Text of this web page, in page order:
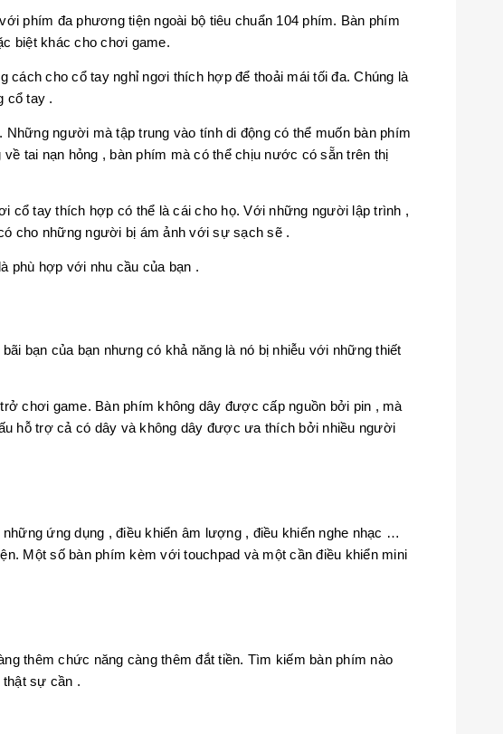
phím đa phương tiện ngoài bộ tiêu chuẩn 104 phím. Bàn phím
biệt khác cho chơi game.
cho cổ tay nghỉ ngơi thích hợp để thoải mái tối đa. Chúng là
cổ tay .
người mà tập trung vào tính di động có thể muốn bàn phím
tai nạn hỏng , bàn phím mà có thể chịu nước có sẵn trên thị
cổ tay thích hợp có thể là cái cho họ. Với những người lập trình ,
cho những người bị ám ảnh với sự sạch sẽ .
phù hợp với nhu cầu của bạn .
bạn của bạn nhưng có khả năng là nó bị nhiễu với những thiết
chơi game. Bàn phím không dây được cấp nguồn bởi pin , mà
hỗ trợ cả có dây và không dây được ưa thích bởi nhiều người
ứng dụng , điều khiển âm lượng , điều khiển nghe nhạc …
Một số bàn phím kèm với touchpad và một cần điều khiển mini
thêm chức năng càng thêm đắt tiền. Tìm kiếm bàn phím nào
sự cần .